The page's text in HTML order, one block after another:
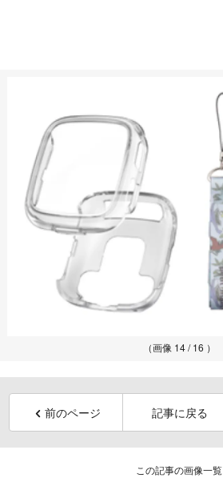
（画像 14 / 16 ）
前のページ 記事に戻る
この記事の画像一覧